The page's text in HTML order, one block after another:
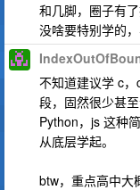
和几脚，圈子有
没啥要特别学的
不知道建议学 c
段，固然很少甚
Python，js 这种
从底层学起。
btw，重点高中大